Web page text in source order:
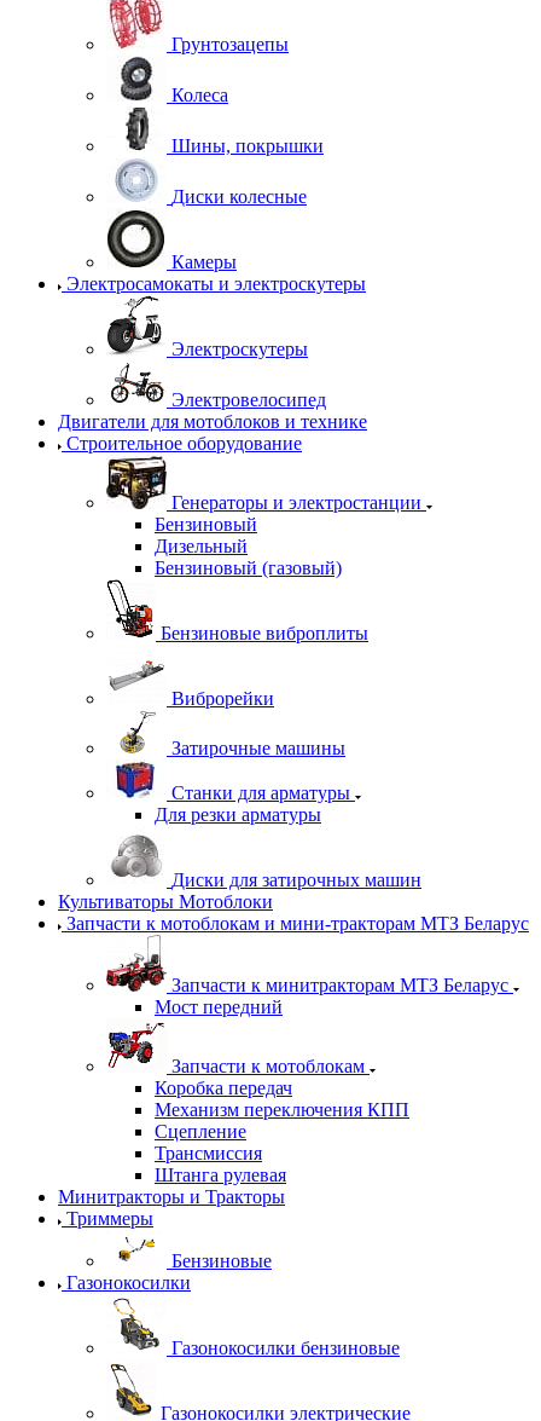
Грунтозацепы
Колеса
Шины, покрышки
Диски колесные
Камеры
Электросамокаты и электроскутеры
Электроскутеры
Электровелосипед
Двигатели для мотоблоков и технике
Строительное оборудование
Генераторы и электростанции
Бензиновый
Дизельный
Бензиновый (газовый)
Бензиновые виброплиты
Виброрейки
Затирочные машины
Станки для арматуры
Для резки арматуры
Диски для затирочных машин
Культиваторы Мотоблоки
Запчасти к мотоблокам и мини-тракторам МТЗ Беларус
Запчасти к минитракторам МТЗ Беларус
Мост передний
Запчасти к мотоблокам
Коробка передач
Механизм переключения КПП
Сцепление
Трансмиссия
Штанга рулевая
Минитракторы и Тракторы
Триммеры
Бензиновые
Газонокосилки
Газонокосилки бензиновые
Газонокосилки электрические